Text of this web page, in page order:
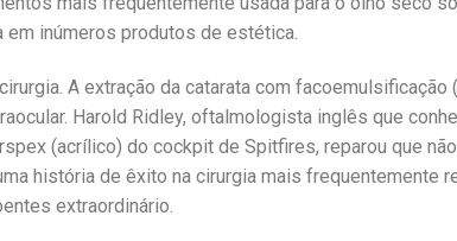
em inúmeros produtos de estética.
A extração da catarata com
Harold Ridley, oftalmologista inglês que
(acrílico) do cockpit de Spitfires, reparou que
história de êxito na cirurgia mais frequentemente
extraordinário.